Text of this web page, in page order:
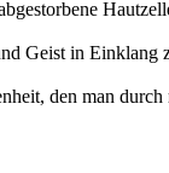
Geist in Einklang
den man